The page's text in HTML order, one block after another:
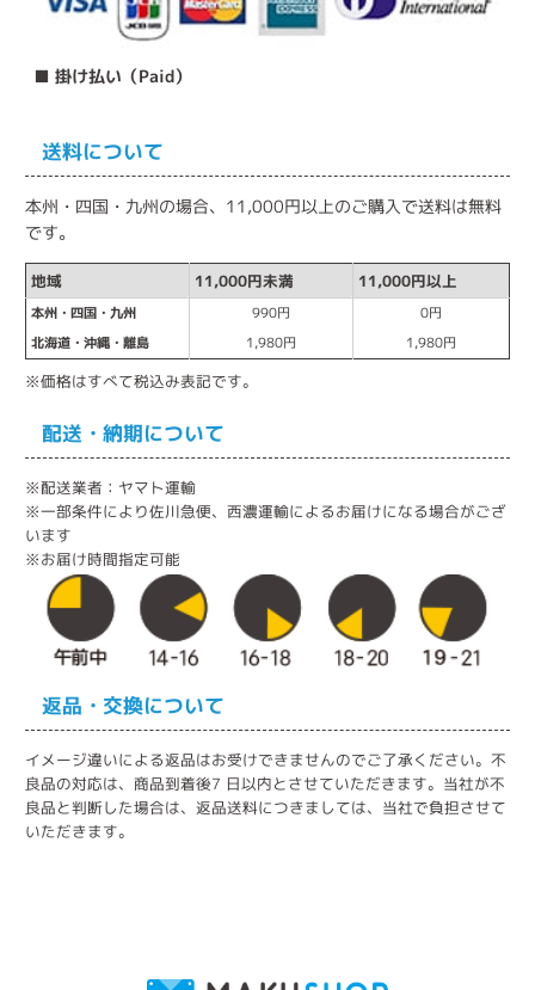
■ 掛け払い（Paid）
送料について
本州・四国・九州の場合、11,000円以上のご購入で送料は無料
です。
地域 11,000円未満 11,000円以上
本州・四国・九州 990円
0円
北海道・沖縄・離島
1,980円 1,980円
※価格はすべて税込み表記です。
配送・納期について
※配送業者：ヤマト運輸
※一部条件により佐川急便、西濃運輸によるお届けになる場合がござ
います
※お届け時間指定可能
返品・交換について
イメージ違いによる返品はお受けできませんのでご了承ください。不
良品の対応は、商品到着後7 日以内とさせていただきます。当社が不
良品と判断した場合は、返品送料につきましては、当社で負担させて
いただきます。